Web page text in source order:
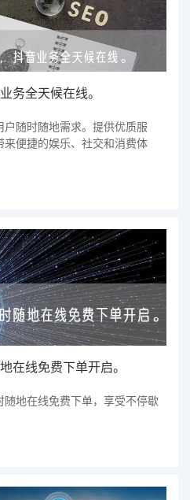
务全天候在线。
随时随地需求。提供优质服
便捷的娱乐、社交和消费体
在线免费下单开启。
地在线免费下单，享受不停歇